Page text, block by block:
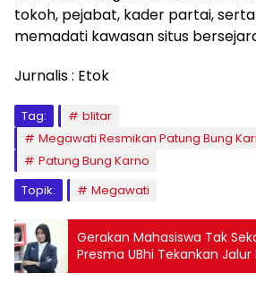
tokoh, pejabat, kader partai,
memadati kawasan situs
Jurnalis : Etok
Tag:
blitar
Megawati Resmikan Patung Bung
Patung Bung Karno
Topik:
Megawati
Gerakan Mahasiswa Tak
Presma UBhi Tekankan
Konstitusional